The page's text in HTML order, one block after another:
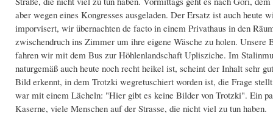
aber wegen eines Kongresses ausgeladen. Der Ersatz ist auch
imporvisert, wir übernachten de facto in einem Privathaus in den
zwischendruch ins Zimmer um ihre eigene Wäsche zu holen. Unsere
fahren wir mit dem Bus zur Höhlenlandschaft Uplisziche. Im
naturgemäß auch heute noch recht heikel ist, scheint der Inhalt sehr
Bild erkennt, in dem Trotzki wegretuschiert worden ist, die Frage
war mit einem Lächeln: "Hier gibt es keine Bilder von Trotzki". Ein
Kaserne, viele Menschen auf der Strasse, die nicht viel zu tun haben.